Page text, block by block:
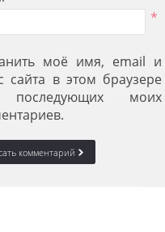
*
моё имя, email и
сайта в этом браузере
моих